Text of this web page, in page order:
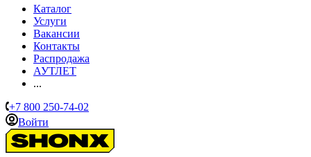
Каталог
Услуги
Вакансии
Контакты
Распродажа
АУТЛЕТ
...
+7 800 250-74-02
Войти